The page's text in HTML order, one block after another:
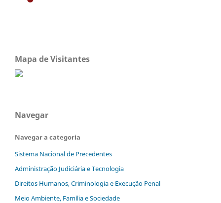
Mapa de Visitantes
Navegar
Navegar a categoria
Sistema Nacional de Precedentes
Administração Judiciária e Tecnologia
Direitos Humanos, Criminologia e Execução Penal
Meio Ambiente, Família e Sociedade